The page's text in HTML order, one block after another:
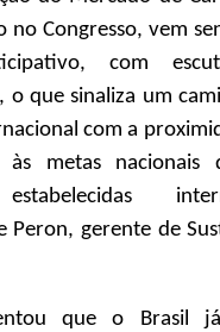
no Congresso, vem
com
o que sinaliza um
com a
às metas nacionais
Peron, gerente de
que o Brasil